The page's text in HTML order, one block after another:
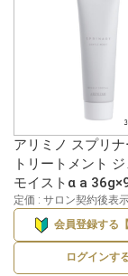
アリミノ スプリナ
トリートメント
モイストα a
定価 : サロン契約後表
会員登録する
ログインす